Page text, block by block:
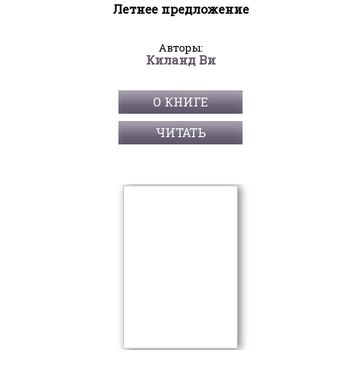
Летнее предложение
Авторы:
Киланд Ви
О КНИГЕ
ЧИТАТЬ